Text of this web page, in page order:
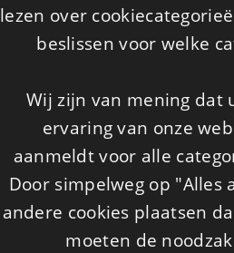
lezen over
beslissen voor welke
Wij zijn van mening dat
ervaring van onze
aanmeldt voor alle
Door simpelweg op
andere cookies plaatsen
moeten de